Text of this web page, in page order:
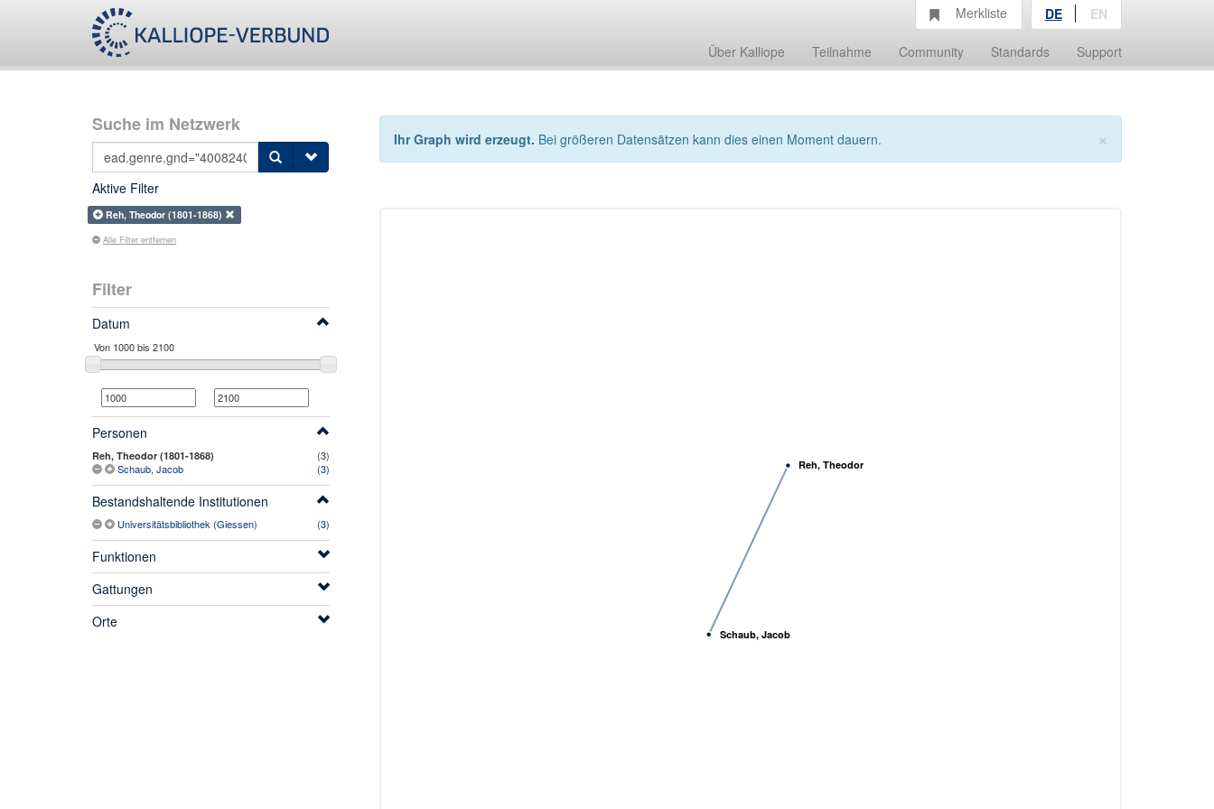
Über Kalliope Teilnahme Community Standards Support
Merkliste DE EN
Suche im Netzwerk
Aktive Filter
Reh, Theodor (1801-1868)
Alle Filter entfernen
Filter
Datum
Personen
Reh, Theodor (1801-1868)
(3)
Schaub, Jacob
(3)
Bestandshaltende Institutionen
Universitätsbibliothek (Giessen) (3)
Funktionen
Gattungen
Orte
×
Ihr Graph wird erzeugt. Bei größeren Datensätzen kann dies einen Moment dauern.
Schaub, Jacob
Reh, Theodor